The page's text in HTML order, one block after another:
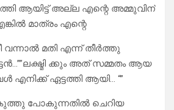
ആയിട്ട് അല്ല എന്റെ അമ്മുവിന്
മാത്രം എന്റെ
വന്നാൽ മതി എന്ന് തീർത്തു
ക്കും അത് സമ്മതം ആയ
എനിക്ക് ഏട്ടത്തി ആയി… “”
പോകുന്നതിൽ ചെറിയ